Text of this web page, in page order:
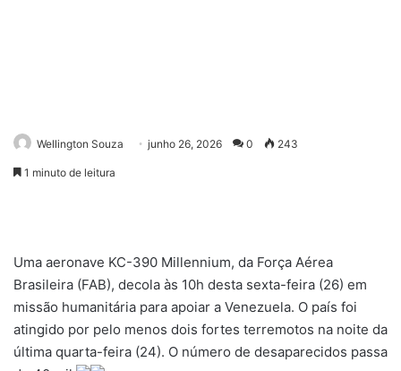
Wellington Souza junho 26, 2026 0 243
1 minuto de leitura
Uma aeronave KC-390 Millennium, da Força Aérea
Brasileira (FAB), decola às 10h desta sexta-feira (26) em
missão humanitária para apoiar a Venezuela. O país foi
atingido por pelo menos dois fortes terremotos na noite da
última quarta-feira (24). O número de desaparecidos passa